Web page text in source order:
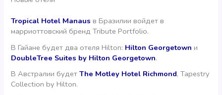
Tropical Hotel Manaus в Бразилии войдет в
марриоттовский бренд Tribute Portfolio.
В Гайане будет два отеля Hilton: Hilton Georgetown и
DoubleTree Suites by Hilton Georgetown.
В Австралии будетThe Motley Hotel Richmond, Tapestry
Collection by Hilton.